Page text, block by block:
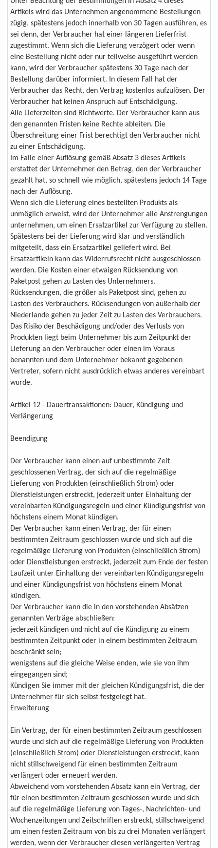
Artikels wird das Unternehmen angenommene Bestellungen
zügig, spätestens jedoch innerhalb von 30 Tagen ausführen, es
sei denn, der Verbraucher hat einer längeren Lieferfrist
zugestimmt. Wenn sich die Lieferung verzögert oder wenn
eine Bestellung nicht oder nur teilweise ausgeführt werden
kann, wird der Verbraucher spätestens 30 Tage nach der
Bestellung darüber informiert. In diesem Fall hat der
Verbraucher das Recht, den Vertrag kostenlos aufzulösen. Der
Verbraucher hat keinen Anspruch auf Entschädigung.
Alle Lieferzeiten sind Richtwerte. Der Verbraucher kann aus
den genannten Fristen keine Rechte ableiten. Die
Überschreitung einer Frist berechtigt den Verbraucher nicht
zu einer Entschädigung.
Im Falle einer Auflösung gemäß Absatz 3 dieses Artikels
erstattet der Unternehmer den Betrag, den der Verbraucher
gezahlt hat, so schnell wie möglich, spätestens jedoch 14 Tage
nach der Auflösung.
Wenn sich die Lieferung eines bestellten Produkts als
unmöglich erweist, wird der Unternehmer alle Anstrengungen
unternehmen, um einen Ersatzartikel zur Verfügung zu stellen.
Spätestens bei der Lieferung wird klar und verständlich
mitgeteilt, dass ein Ersatzartikel geliefert wird. Bei
Ersatzartikeln kann das Widerrufsrecht nicht ausgeschlossen
werden. Die Kosten einer etwaigen Rücksendung von
Paketpost gehen zu Lasten des Unternehmers.
Rücksendungen, die größer als Paketpost sind, gehen zu
Lasten des Verbrauchers. Rücksendungen von außerhalb der
Niederlande gehen zu jeder Zeit zu Lasten des Verbrauchers.
Das Risiko der Beschädigung und/oder des Verlusts von
Produkten liegt beim Unternehmer bis zum Zeitpunkt der
Lieferung an den Verbraucher oder einen im Voraus
benannten und dem Unternehmer bekannt gegebenen
Vertreter, sofern nicht ausdrücklich etwas anderes vereinbart
wurde.
Artikel 12 - Dauertransaktionen: Dauer, Kündigung und
Verlängerung
Beendigung
Der Verbraucher kann einen auf unbestimmte Zeit
geschlossenen Vertrag, der sich auf die regelmäßige
Lieferung von Produkten (einschließlich Strom) oder
Dienstleistungen erstreckt, jederzeit unter Einhaltung der
vereinbarten Kündigungsregeln und einer Kündigungsfrist von
höchstens einem Monat kündigen.
Der Verbraucher kann einen Vertrag, der für einen
bestimmten Zeitraum geschlossen wurde und sich auf die
regelmäßige Lieferung von Produkten (einschließlich Strom)
oder Dienstleistungen erstreckt, jederzeit zum Ende der festen
Laufzeit unter Einhaltung der vereinbarten Kündigungsregeln
und einer Kündigungsfrist von höchstens einem Monat
kündigen.
Der Verbraucher kann die in den vorstehenden Absätzen
genannten Verträge abschließen:
jederzeit kündigen und nicht auf die Kündigung zu einem
bestimmten Zeitpunkt oder in einem bestimmten Zeitraum
beschränkt sein;
wenigstens auf die gleiche Weise enden, wie sie von ihm
eingegangen sind;
Kündigen Sie immer mit der gleichen Kündigungsfrist, die der
Unternehmer für sich selbst festgelegt hat.
Erweiterung
Ein Vertrag, der für einen bestimmten Zeitraum geschlossen
wurde und sich auf die regelmäßige Lieferung von Produkten
(einschließlich Strom) oder Dienstleistungen erstreckt, kann
nicht stillschweigend für einen bestimmten Zeitraum
verlängert oder erneuert werden.
Abweichend vom vorstehenden Absatz kann ein Vertrag, der
für einen bestimmten Zeitraum geschlossen wurde und sich
auf die regelmäßige Lieferung von Tages-, Nachrichten- und
Wochenzeitungen und Zeitschriften erstreckt, stillschweigend
um einen festen Zeitraum von bis zu drei Monaten verlängert
werden, wenn der Verbraucher diesen verlängerten Vertrag